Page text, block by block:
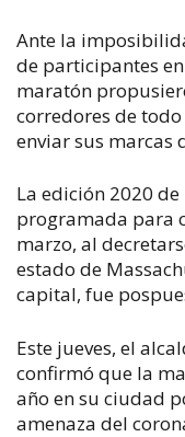
Ante la
de participantes
maratón
corredores de
enviar sus marcas
La edición 2020
programada para
marzo, al
estado de
capital, fue
Este jueves, el
confirmó que la
año en su ciudad
amenaza del